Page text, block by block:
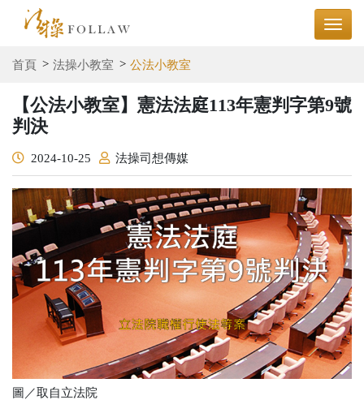
首頁 法操小教室 公法小教室
【公法小教室】憲法法庭113年憲判字第9號
判決
2024-10-25 法操司想傳媒
圖／取自立法院